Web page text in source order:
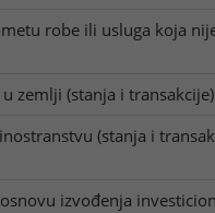
robe ili usluga koja
(stanja i
(stanja i
izvođenja